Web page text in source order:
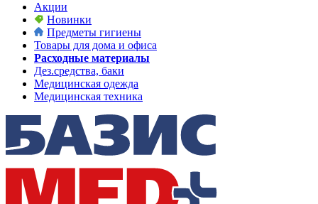
Акции
Новинки
Предметы гигиены
Товары для дома и офиса
Расходные материалы
Дез.средства, баки
Медицинская одежда
Медицинская техника